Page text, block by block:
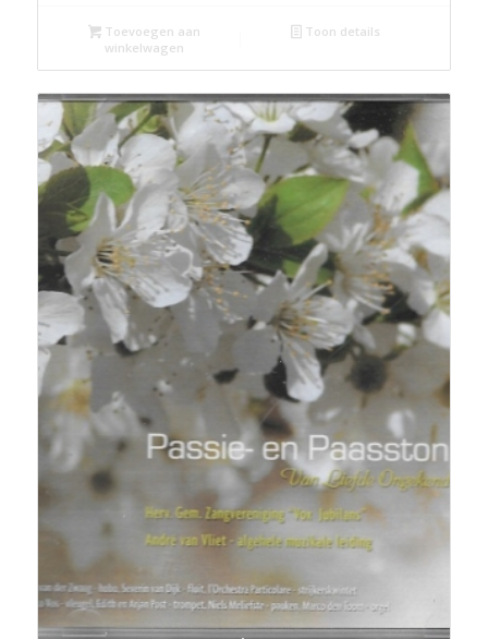
Toevoegen aan
winkelwagen
Toon details